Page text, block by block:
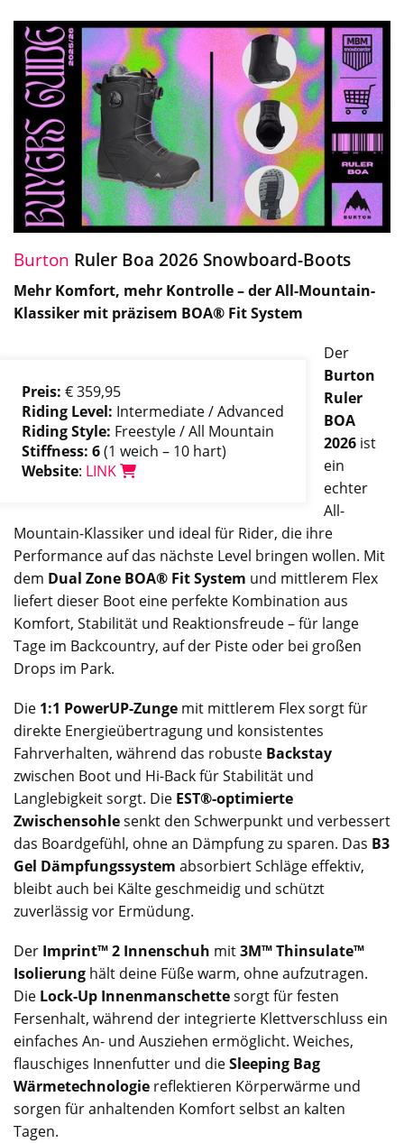
Burton Ruler Boa 2026 Snowboard-Boots
Mehr Komfort, mehr Kontrolle – der All-Mountain-
Klassiker mit präzisem BOA® Fit System
Preis: € 359,95
Riding Level: Intermediate / Advanced
Riding Style: Freestyle / All Mountain
Stiffness: 6(1 weich – 10 hart)
Website: LINK
Der
Burton
Ruler
BOA
2026 ist
ein
echter
All-
Mountain-Klassiker und ideal für Rider, die ihre
Performance auf das nächste Level bringen wollen. Mit
dem Dual Zone BOA® Fit System und mittlerem Flex
liefert dieser Boot eine perfekte Kombination aus
Komfort, Stabilität und Reaktionsfreude – für lange
Tage im Backcountry, auf der Piste oder bei großen
Drops im Park.
Die 1:1 PowerUP-Zunge mit mittlerem Flex sorgt für
direkte Energieübertragung und konsistentes
Fahrverhalten, während das robuste Backstay
zwischen Boot und Hi-Back für Stabilität und
Langlebigkeit sorgt. Die EST®-optimierte
Zwischensohlesenkt den Schwerpunkt und verbessert
das Boardgefühl, ohne an Dämpfung zu sparen. Das B3
Gel Dämpfungssystem absorbiert Schläge effektiv,
bleibt auch bei Kälte geschmeidig und schützt
zuverlässig vor Ermüdung.
Der Imprint™ 2 Innenschuh mit3M™ Thinsulate™
Isolierung hält deine Füße warm, ohne aufzutragen.
Die Lock-Up Innenmanschettesorgt für festen
Fersenhalt, während der integrierte Klettverschluss ein
einfaches An- und Ausziehen ermöglicht. Weiches,
flauschiges Innenfutter und dieSleeping Bag
Wärmetechnologie reflektieren Körperwärme und
sorgen für anhaltenden Komfort selbst an kalten
Tagen.